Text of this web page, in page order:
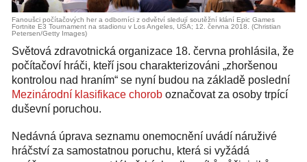
Fanoušci počítačových her a odborníci z odvětví sledují soutěžní klání Epic Games
Fortnite E3 Tournament na stadionu v Los Angeles, USA; 12. června 2018. (Christian
Petersen/Getty Images)
Světová zdravotnická organizace 18. června prohlásila, že
počítačoví hráči, kteří jsou charakterizováni „zhoršenou
kontrolou nad hraním“ se nyní budou na základě poslední
Mezinárodní klasifikace chorob označovat za osoby trpící
duševní poruchou.
Nedávná úprava seznamu onemocnění uvádí náruživé
hráčství za samostatnou poruchu, která si vyžádá